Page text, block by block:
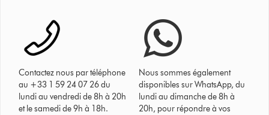
Contactez nous par téléphone
au +33 1 59 24 07 26 du
lundi au vendredi de 8h à 20h
et le samedi de 9h à 18h.
Nous sommes également
disponibles sur WhatsApp, du
lundi au dimanche de 8h à
20h, pour répondre à vos